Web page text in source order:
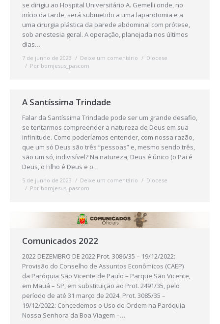
se dirigiu ao Hospital Universitário A. Gemelli onde, no
início da tarde, será submetido a uma laparotomia e a
uma cirurgia plástica da parede abdominal com prótese,
sob anestesia geral. A operação, planejada nos últimos
dias…
7 de junho de 2023 Deixe um comentário
Diocese
Por bomjesus_pascom
A Santíssima Trindade
Falar da Santíssima Trindade pode ser um grande desafio,
se tentarmos compreender a natureza de Deus em sua
infinitude. Como poderíamos entender, com nossa razão,
que um só Deus são três “pessoas” e, mesmo sendo três,
são um só, indivisível? Na natureza, Deus é único (o Pai é
Deus, o Filho é Deus e o…
5 de junho de 2023 Deixe um comentário
Diocese
Por bomjesus_pascom
Comunicados 2022
2022 DEZEMBRO DE 2022 Prot. 3086/35 – 19/12/2022:
Provisão do Conselho de Assuntos Econômicos (CAEP)
da Paróquia São Vicente de Paulo – Parque São Vicente,
em Mauá – SP, em substituição ao Prot. 2491/35, pelo
período de até 31 março de 2024. Prot. 3085/35 –
19/12/2022: Concedemos o Uso de Ordem na Paróquia
Nossa Senhora da Boa Viagem –…